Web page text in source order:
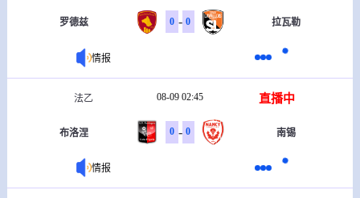
罗德兹 0 - 0 拉瓦勒
情报
法乙 08-09 02:45 直播中
布洛涅 0 - 0 南锡
情报